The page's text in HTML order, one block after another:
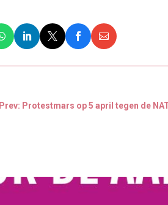
Prev: Protestmars op 5 april tegen de